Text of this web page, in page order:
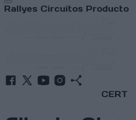
Abrir menú
Rallyes Circuitos Producto
CERT